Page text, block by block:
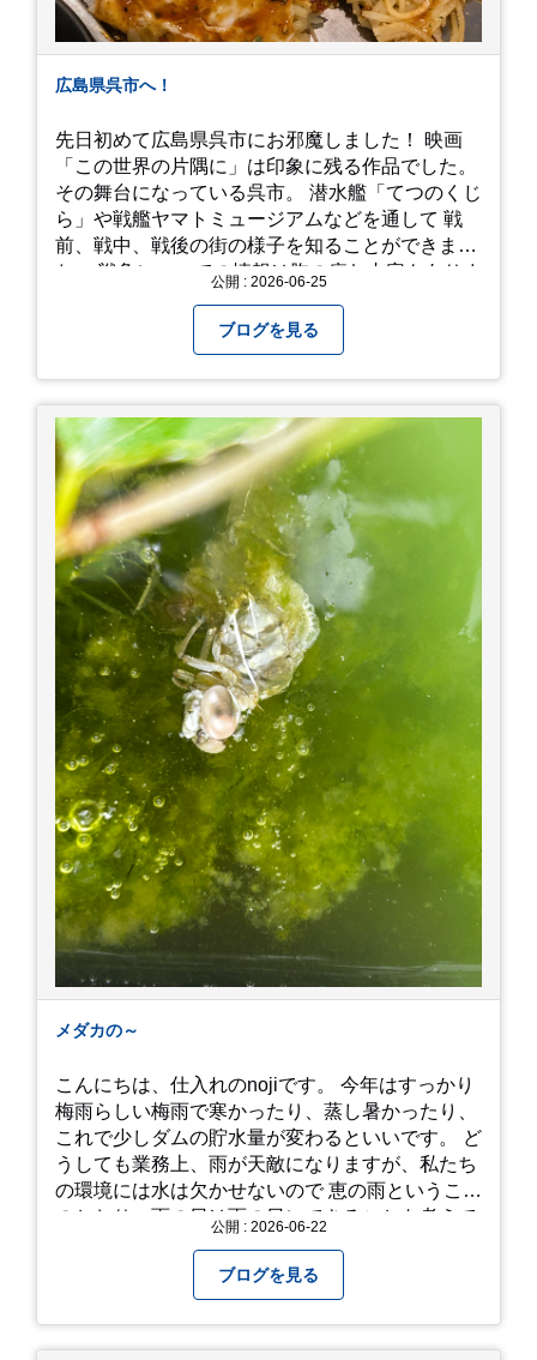
広島県呉市へ！
先日初めて広島県呉市にお邪魔しました！ 映画
「この世界の片隅に」は印象に残る作品でした。
その舞台になっている呉市。 潜水艦「てつのくじ
ら」や戦艦ヤマトミュージアムなどを通して 戦
前、戦中、戦後の街の様子を知ることができまし
た。 戦争についての情報は胸の痛む内容もありま
て本当に良かったです！ そして美味しい物もたく
さん。 写真は地元のスーパーで買った自分へのお
土産たち。 お好み焼きもやっぱり美味しいです
ね！ 広島また遊びに行きたいです♪
公開 : 2026-06-25
ブログを見る
メダカの～
こんにちは、仕入れのnojiです。 今年はすっかり
梅雨らしい梅雨で寒かったり、蒸し暑かったり、
これで少しダムの貯水量が変わるといいです。 ど
うしても業務上、雨が天敵になりますが、私たち
の環境には水は欠かせないので 恵の雨というこば
のとおり、雨の日は雨の日にできることを考えて
になってしまいましたが、お家には代々10年以上
続く ヒメダカがいますが、そのメダカの池にはト
ンボが卵を産んで、ヤゴがいたり、変な虫が いた
りします。ヤゴはメダカを食べてしまうのでほん
公開 : 2026-06-22
ブログを見る